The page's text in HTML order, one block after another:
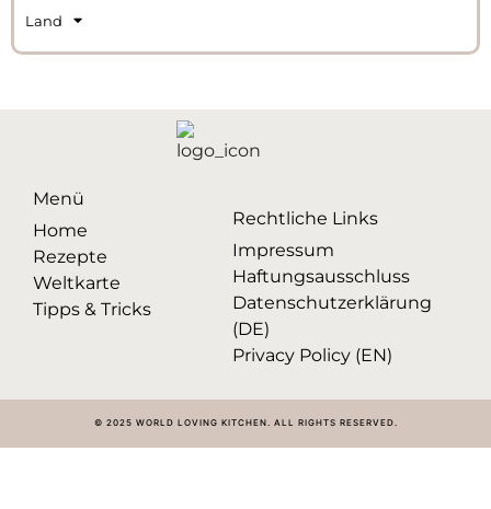
Land
Menü
Home
Rezepte
Weltkarte
Tipps & Tricks
Rechtliche Links
Impressum
Haftungsausschluss
Datenschutzerklärung
(DE)
Privacy Policy (EN)
© 2025 WORLD LOVING KITCHEN. ALL RIGHTS RESERVED.